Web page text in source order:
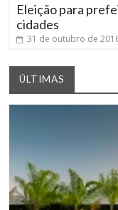
Eleição para
cidades
31 de outubro de
ÚLTIMAS